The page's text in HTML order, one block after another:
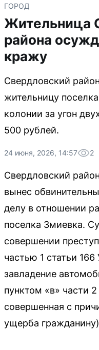
ГОРОД
Жительница
района
кражу
Свердловский
жительницу
колонии за угон
500 рублей.
24 июня, 2026, 14:57 2
Свердловский
вынес
делу в отношении
поселка Змиевка.
совершении
частью 1 статьи
завладение
пунктом «в» части
совершенная с
ущерба